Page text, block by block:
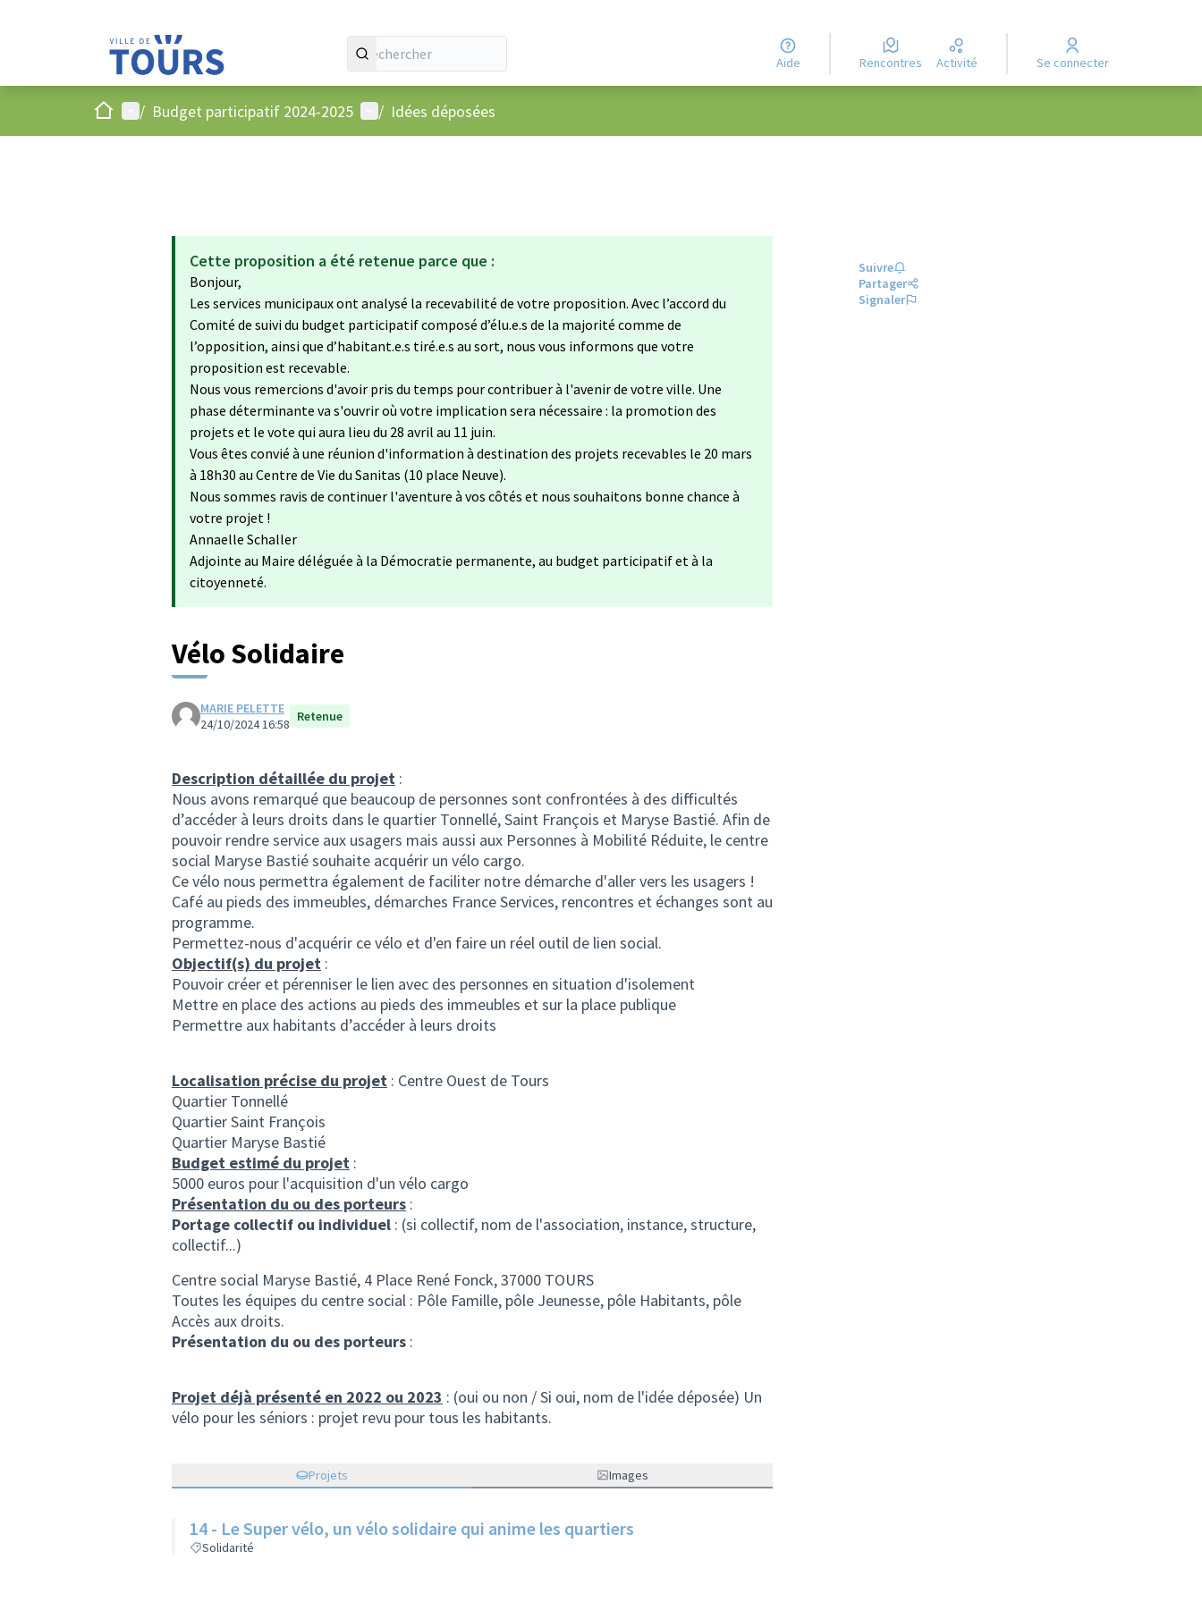
Aide Rencontres Activité Se connecter
AccueilMenu principal
/ Budget participatif 2024-2025 Menu utilisateur
/ Idées déposées
Cette proposition a été retenue parce que :
Bonjour,
Les services municipaux ont analysé la recevabilité de votre proposition. Avec l’accord du
Comité de suivi du budget participatif composé d’élu.e.s de la majorité comme de
l’opposition, ainsi que d’habitant.e.s tiré.e.s au sort, nous vous informons que votre
proposition est recevable.
Nous vous remercions d'avoir pris du temps pour contribuer à l'avenir de votre ville. Une
phase déterminante va s'ouvrir où votre implication sera nécessaire : la promotion des
projets et le vote qui aura lieu du 28 avril au 11 juin.
Vous êtes convié à une réunion d'information à destination des projets recevables le 20 mars
à 18h30 au Centre de Vie du Sanitas (10 place Neuve).
Nous sommes ravis de continuer l'aventure à vos côtés et nous souhaitons bonne chance à
votre projet !
Annaelle Schaller
Adjointe au Maire déléguée à la Démocratie permanente, au budget participatif et à la
citoyenneté.
Vélo Solidaire
MARIE PELETTE
24/10/2024 16:58 Retenue
Description détaillée du projet :
Nous avons remarqué que beaucoup de personnes sont confrontées à des difficultés
d’accéder à leurs droits dans le quartier Tonnellé, Saint François et Maryse Bastié. Afin de
pouvoir rendre service aux usagers mais aussi aux Personnes à Mobilité Réduite, le centre
social Maryse Bastié souhaite acquérir un vélo cargo.
Ce vélo nous permettra également de faciliter notre démarche d'aller vers les usagers !
Café au pieds des immeubles, démarches France Services, rencontres et échanges sont au
programme.
Permettez-nous d'acquérir ce vélo et d'en faire un réel outil de lien social.
Objectif(s) du projet :
Pouvoir créer et pérenniser le lien avec des personnes en situation d'isolement
Mettre en place des actions au pieds des immeubles et sur la place publique
Permettre aux habitants d’accéder à leurs droits
Localisation précise du projet : Centre Ouest de Tours
Quartier Tonnellé
Quartier Saint François
Quartier Maryse Bastié
Budget estimé du projet :
5000 euros pour l'acquisition d'un vélo cargo
Présentation du ou des porteurs :
Portage collectif ou individuel : (si collectif, nom de l'association, instance, structure,
collectif...)
Centre social Maryse Bastié, 4 Place René Fonck, 37000 TOURS
Toutes les équipes du centre social : Pôle Famille, pôle Jeunesse, pôle Habitants, pôle
Accès aux droits.
Présentation du ou des porteurs :
Projet déjà présenté en 2022 ou 2023 : (oui ou non / Si oui, nom de l'idée déposée) Un
vélo pour les séniors : projet revu pour tous les habitants.
Projets Images
14 - Le Super vélo, un vélo solidaire qui anime les quartiers
Solidarité
Suivre
Partager
Signaler